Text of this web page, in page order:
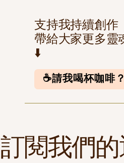
支持我持續創作
帶給大家更多靈
⬇️
☕️請我喝杯咖啡？
訂閱我們